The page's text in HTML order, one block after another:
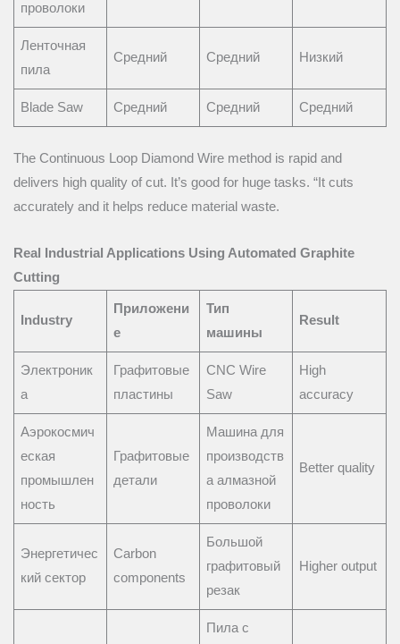
проволоки
Ленточная
пила
Средний Средний Низкий
Blade Saw Средний Средний Средний
The Continuous Loop Diamond Wire method is rapid and
delivers high quality of cut. It’s good for huge tasks. “It cuts
accurately and it helps reduce material waste.
Real Industrial Applications Using Automated Graphite
Cutting
Industry
Приложени
е
Тип
машины
Result
Электроник
а
Графитовые
пластины
CNC Wire
Saw
High
accuracy
Аэрокосмич
еская
промышлен
ность
Графитовые
детали
Машина для
производств
а алмазной
проволоки
Better quality
Энергетичес
кий сектор
Carbon
components
Большой
графитовый
резак
Higher output
Пила с